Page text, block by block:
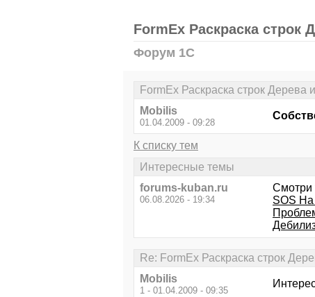
FormEx Раскраска строк
Форум 1С
FormEx Раскраска строк Дерева
Mobilis
01.04.2009 - 09:28
К списку тем
Интересные темы
forums-kuban.ru
06.08.2026 - 19:34
Смотри
SOS На
Re: FormEx Раскраска строк
Mobilis
1 - 01.04.2009 - 09:35